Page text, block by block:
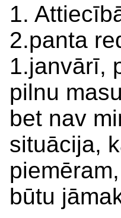
1.
2.panta
1.janvārī,
pilnu
bet nav
situācija,
būtu